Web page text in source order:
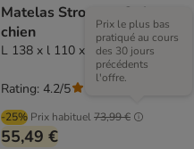
Matelas Strong et Soft pour
chien
L 138 x l 110 x H 15 cm environ
-25% Prix habituel73,99 €
Prix le plus bas
pratiqué au cours
des 30 jours
précédents
l'offre.
55,49 €
Rating: 4.2/5